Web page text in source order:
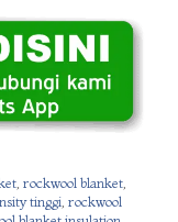
rockwool blanket
tinggi rockwool